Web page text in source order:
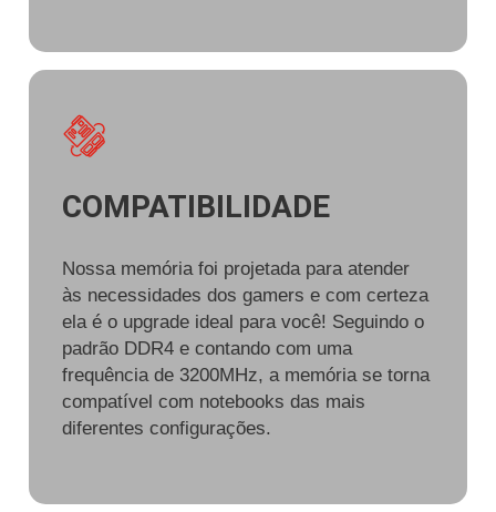
COMPATIBILIDADE
Nossa memória foi projetada para atender
às necessidades dos gamers e com certeza
ela é o upgrade ideal para você! Seguindo o
padrão DDR4 e contando com uma
frequência de 3200MHz, a memória se torna
compatível com notebooks das mais
diferentes configurações.